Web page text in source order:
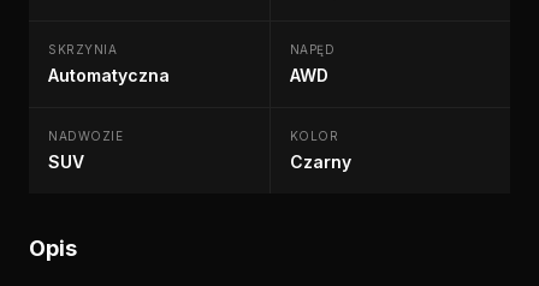
SKRZYNIA
Automatyczna
NAPĘD
AWD
NADWOZIE
SUV
KOLOR
Czarny
Opis